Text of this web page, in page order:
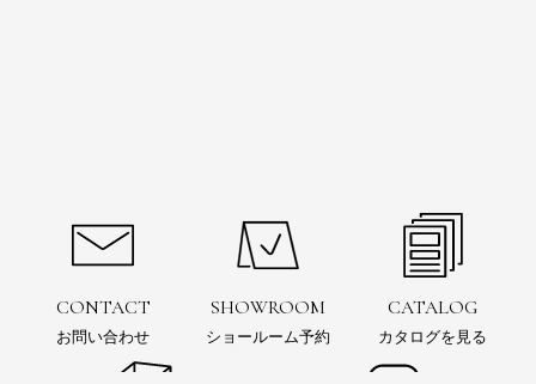
CONTACT
お問い合わせ
SHOWROOM
ショールーム予約
CATALOG
カタログを見る
お問い合わせ 電子カタログ